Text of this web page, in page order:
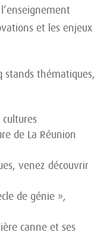
et les enjeux
stands thématiques,
de La Réunion
venez découvrir
de génie »,
canne et ses